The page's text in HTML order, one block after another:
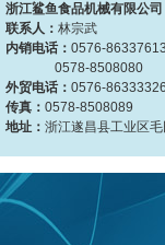
浙江鲨鱼食品机械有限公司
联系人： 林宗武
内销电话： 0576-86337613
0578-8508080
外贸电话： 0576-86333326
传真： 0578-8508089
地址： 浙江遂昌县工业区